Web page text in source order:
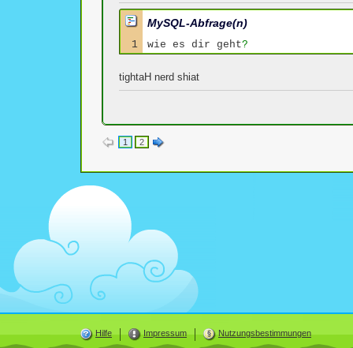
MySQL-Abfrage(n)
wie es dir geht?
tightaH nerd shiat
1 2
Hilfe Impressum Nutzungsbestimmungen